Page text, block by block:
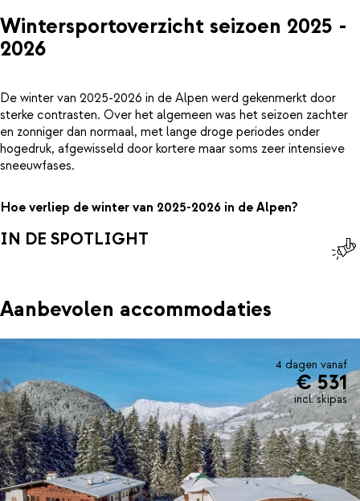
Wintersportoverzicht seizoen 2025 -
2026
De winter van 2025-2026 in de Alpen werd gekenmerkt door
sterke contrasten. Over het algemeen was het seizoen zachter
en zonniger dan normaal, met lange droge periodes onder
hogedruk, afgewisseld door kortere maar soms zeer intensieve
sneeuwfases.
Hoe verliep de winter van 2025-2026 in de Alpen?
IN DE SPOTLIGHT
Aanbevolen accommodaties
4 dagen vanaf
€ 531
incl. skipas